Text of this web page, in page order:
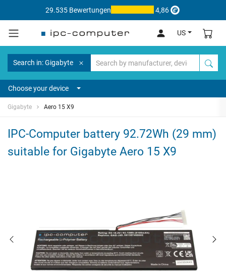
29.535 Bewertungen 4,86
US
Search in: Gigabyte
Choose your device
Gigabyte Aero 15 X9
IPC-Computer battery 92.72Wh (29 mm)
suitable for Gigabyte Aero 15 X9